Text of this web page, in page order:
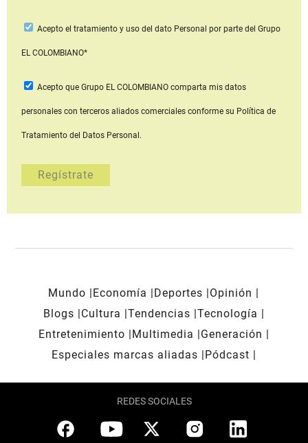
Acepto el tratamiento y uso del dato Personal por parte del Grupo
EL COLOMBIANO*
Acepto que Grupo EL COLOMBIANOcomparta mis datos
personales con terceros aliados comerciales conforme su Política de
Tratamiento del Datos Personal.
Mundo Economía Deportes
Opinión
Blogs
Cultura Tendencias Tecnología
Entretenimiento
Multimedia
Generación
Especiales marcas aliadas
Pódcast
REDES SOCIALES